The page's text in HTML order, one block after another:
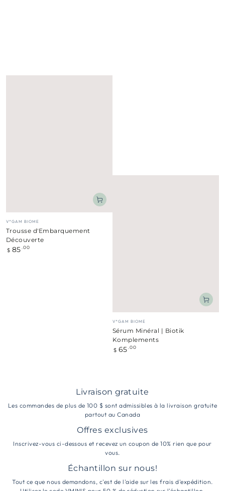
Fournisseur:
V*GAM BIOME
Trousse d'Embarquement
Découverte
Prix
$ 85 .00
Fournisseur:
V*GAM BIOME
Sérum Minéral | Biotik
Komplements
Prix
$ 65 .00
Livraison gratuite
Les commandes de plus de 100 $ sont admissibles à la livraison gratuite
partout au Canada
Offres exclusives
Inscrivez-vous ci-dessous et recevez un coupon de 10% rien que pour
vous.
Échantillon sur nous!
Tout ce que nous demandons, c'est de l'aide sur les frais d'expédition.